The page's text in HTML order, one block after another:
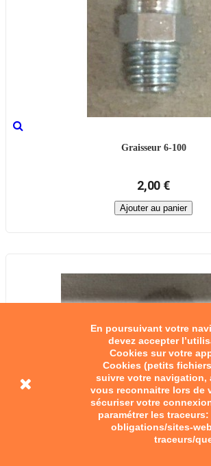
En poursuivant votre
devez accepter
Cookies sur votre
Cookies (petits
suivre votre navigation,
vous reconnaitre lors de
sécuriser votre
paramétrer les
obligations/sites-
traceurs/
Graisseur 6-100
2,00 €
Ajouter au panier